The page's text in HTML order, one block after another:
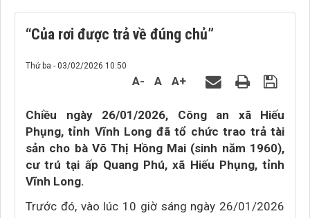
“Của rơi được trả về đúng chủ”
Thứ ba - 03/02/2026 10:50
A- A A+
Chiều ngày 26/01/2026, Công an xã Hiếu
Phụng, tỉnh Vĩnh Long đã tổ chức trao trả tài
sản cho bà Võ Thị Hồng Mai (sinh năm 1960),
cư trú tại ấp Quang Phú, xã Hiếu Phụng, tỉnh
Vĩnh Long.
Trước đó, vào lúc 10 giờ sáng ngày 26/01/2026